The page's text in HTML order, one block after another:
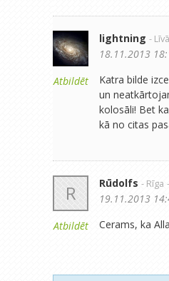
Atbildēt
lightning -
18.11.2013
Katra bilde
un
kolosāli! Bet
kā no citas
R
Atbildēt
Rūdolfs - Rīga
19.11.2013
Cerams, ka